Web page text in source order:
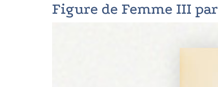
Figure de Femme III par